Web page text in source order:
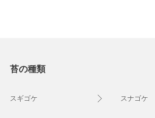
苔の種類
スギゴケ スナゴケ